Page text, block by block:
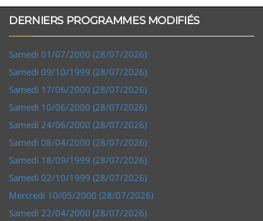
DERNIERS PROGRAMMES MODIFIÉS
Samedi 01/07/2000 (28/07/2026)
Samedi 09/10/1999 (28/07/2026)
Samedi 17/06/2000 (28/07/2026)
Samedi 10/06/2000 (28/07/2026)
Samedi 24/06/2000 (28/07/2026)
Samedi 08/04/2000 (28/07/2026)
Samedi 18/09/1999 (28/07/2026)
Samedi 02/10/1999 (28/07/2026)
Mercredi 10/05/2000 (28/07/2026)
Samedi 22/04/2000 (28/07/2026)